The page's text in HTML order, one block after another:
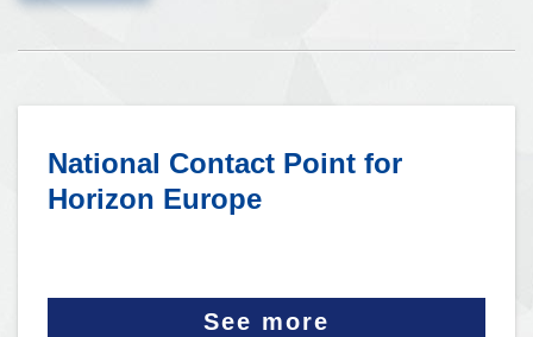
National Contact Point for
Horizon Europe
See more